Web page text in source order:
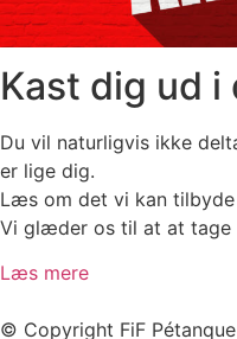
Kast dig ud i
Du vil naturligvis ikke
er lige dig.
Læs om det vi kan
Vi glæder os til at at tage
Læs mere
© Copyright FiF